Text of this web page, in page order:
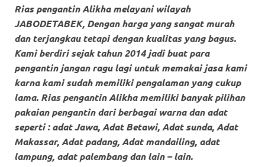
Here
loanswatches.com.
Wiht
80%
Discount
replica
watches.
Rias pengantin Alikha melayani wilayah
JABODETABEK, Dengan harga yang sangat murah
dan terjangkau tetapi dengan kualitas yang bagus.
Kami berdiri sejak tahun 2014 jadi buat para
pengantin jangan ragu lagi untuk memakai jasa kami
karna kami sudah memiliki pengalaman yang cukup
lama. Rias pengantin Alikha memiliki banyak pilihan
pakaian pengantin dari berbagai warna dan adat
seperti : adat Jawa, Adat Betawi, Adat sunda, Adat
Makassar, Adat padang, Adat mandailing, adat
lampung, adat palembang dan lain – lain.